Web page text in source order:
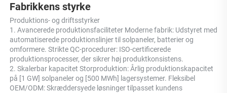
Fabrikkens styrke
Produktions- og driftsstyrker
1. Avancerede produktionsfaciliteter Moderne fabrik: Udstyret med
automatiserede produktionslinjer til solpaneler, batterier og
omformere. Strikte QC-procedurer: ISO-certificerede
produktionsprocesser, der sikrer høj produktkonsistens.
2. Skalerbar kapacitet Storproduktion: Årlig produktionskapacitet
på [1 GW] solpaneler og [500 MWh] lagersystemer. Fleksibel
OEM/ODM: Skræddersyede løsninger tilpasset kundens